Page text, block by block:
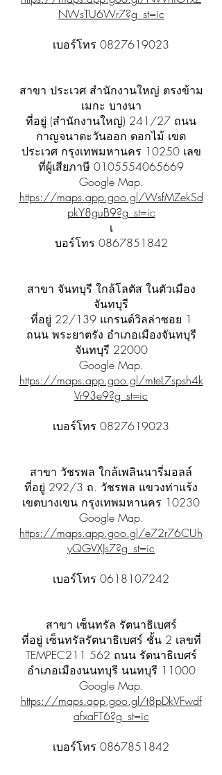
NWsTU6Wr7?g_st=ic
เบอร์โทร 0827619023
สาขา ประเวศ สำนักงานใหญ่ ตรงข้าม
เมกะ บางนา
ที่อยู่ (สำนักงานใหญ่) 241/27 ถนน
กาญจนาตะวันออก ดอกไม้ เขต
ประเวศ กรุงเทพมหานคร 10250 เลข
ที่ผู้เสียภาษี 0105554065669
Google Map.
https://maps.app.goo.gl/WsfMZekSd
pkY8guB9?g_st=ic
เ
บอร์โทร 0867851842
สาขา จันทบุรี ใกล้โลตัส ในตัวเมือง
จันทบุรี
ที่อยู่ 22/139 แกรนด์วิลล่าซอย 1
ถนน พระยาตรัง อำเภอเมืองจันทบุรี
จันทบุรี 22000
Google Map.
https://maps.app.goo.gl/mteL7spsh4k
Vr93e9?g_st=ic
เบอร์โทร 0827619023
สาขา วัชรพล ใกล้เพลินนารี่มอลล์
ที่อยู่ 292/3 ถ. วัชรพล แขวงท่าแร้ง
เขตบางเขน กรุงเทพมหานคร 10230
Google Map.
https://maps.app.goo.gl/e72r76CUh
yQGVXJs7?g_st=ic
เบอร์โทร 0618107242
สาขา เซ็นทรัล รัตนาธิเบศร์
ที่อยู่ เซ็นทรัลรัตนาธิเบศร์ ชั้น 2 เลขที่
TEMPEC211 562 ถนน รัตนาธิเบศร์
อำเภอเมืองนนทบุรี นนทบุรี 11000
Google Map.
https://maps.app.goo.gl/t8pDkVFwdf
afxaFT6?g_st=ic
เบอร์โทร 0867851842